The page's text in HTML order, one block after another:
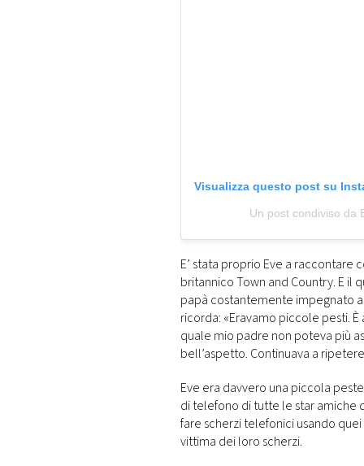
Visualizza questo post su
Un post condiviso da
E’ stata proprio Eve a raccontare
britannico Town and Country. E il
papà costantemente impegnato
ricorda: «Eravamo piccole pesti.
quale mio padre non poteva più
bell’aspetto. Continuava a
Eve era davvero una piccola
di telefono di tutte le star amiche
fare scherzi telefonici usando
vittima dei loro scherzi.